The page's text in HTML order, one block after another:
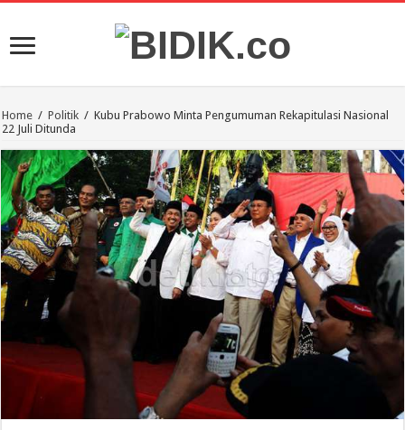
Home / Politik / Kubu Prabowo Minta Pengumuman Rekapitulasi Nasional
22 Juli Ditunda